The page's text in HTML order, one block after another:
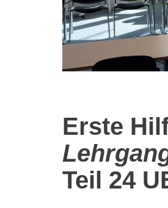
Erste
Teil 24